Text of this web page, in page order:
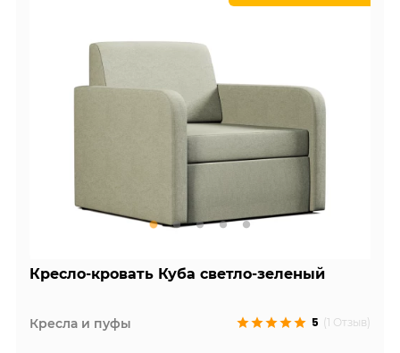
Кресло-кровать Куба светло-зеленый
Кресла и пуфы 5 (1 Отзыв)